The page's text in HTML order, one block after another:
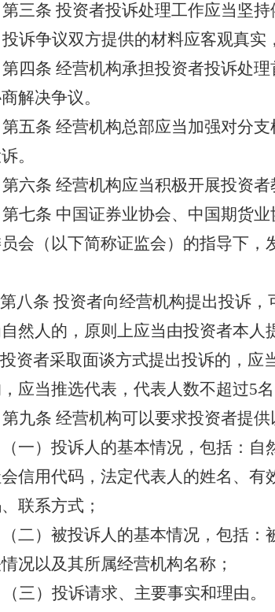
第三条 投资者投诉处理工作应当坚
投诉争议双方提供的材料应客观真实
第四条 经营机构承担投资者投诉处
解决争议。
第五条 经营机构总部应当加强对分
。
第六条 经营机构应当积极开展投资
第七条 中国证券业协会、中国期货
会 （以下简称证监会） 的指导下，
第八条 投资者向经营机构提出投诉，
然人的，原则上应当由投资者本人
投资者采取面谈方式提出投诉的，应
应当推选代表，代表人数不超过5名
第九条 经营机构可以要求投资者提供
）投诉人的基本情况，包括：自
信用代码，法定代表人的姓名、
联系方式；
）被投诉人的基本情况，包括：
况以及其所属经营机构名称；
（三）投诉请求、主要事实和理由。